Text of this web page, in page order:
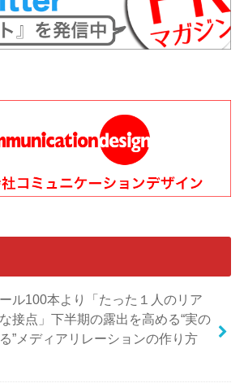
ル100本より「たった１人のリア
接点」下半期の露出を高める“実の
”メディアリレーションの作り方